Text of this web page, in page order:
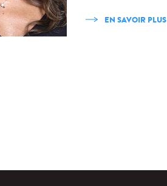
EN SAVOIR PLUS